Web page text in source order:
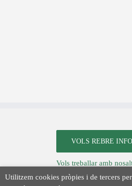
VOLS REBRE
Vols treballar amb
Avís legal
Utilitzem cookies pròpies i de tercers